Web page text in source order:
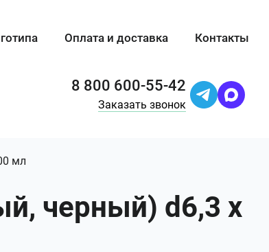
Оплата и доставка Контакты
8 800 600-55-42
Заказать звонок
мл
черный) d6,3 х